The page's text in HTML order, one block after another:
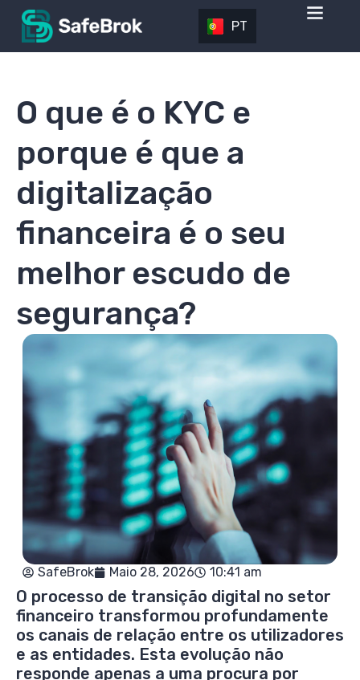
PT
O que é o KYC e
porque é que a
digitalização
financeira é o seu
melhor escudo de
segurança?
SafeBrok Maio 28, 2026 10:41 am
O processo de transição digital no setor
financeiro transformou profundamente
os canais de relação entre os utilizadores
e as entidades. Esta evolução não
responde apenas a uma procura por